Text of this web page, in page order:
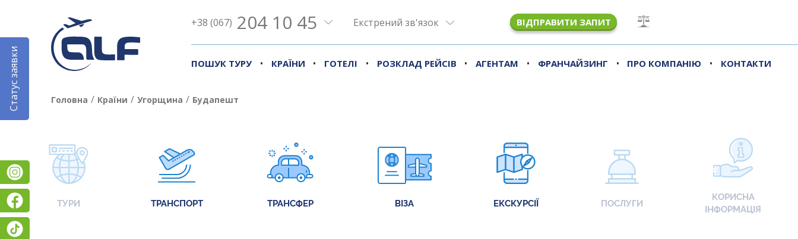
+38 (067) 204 10 45 Екстрений зв'язок ВІДПРАВИТИ ЗАПИТ
ПОШУК ТУРУ • КРАЇНИ • ГОТЕЛІ • РОЗКЛАД РЕЙСІВ • АГЕНТАМ • ФРАНЧАЙЗИНГ • ПРО КОМПАНІЮ • КОНТАКТИ
Статус заявки
Instagram
Facebook
Головна / Країни / Угорщина / Будапешт
ТУРИ ТРАНСПОРТ ТРАНСФЕР ВІЗА ЕКСКУРСІЇ ПОСЛУГИ
КОРИСНА
ІНФОРМАЦІЯ